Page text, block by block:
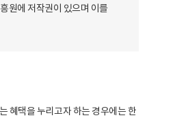
원에 저작권이 있으며 이를
혜택을 누리고자 하는 경우에는 한